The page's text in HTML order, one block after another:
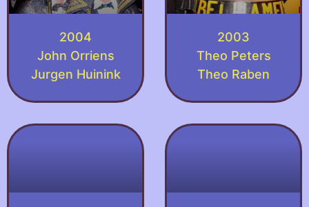
2004
John Orriens
Jurgen Huinink
2003
Theo Peters
Theo Raben